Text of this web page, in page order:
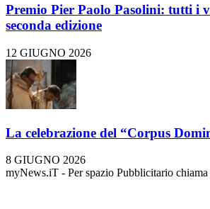
Premio Pier Paolo Pasolini: tutti i
seconda edizione
12 GIUGNO 2026
La celebrazione del “Corpus
8 GIUGNO 2026
myNews.iT - Per spazio Pubblicitario